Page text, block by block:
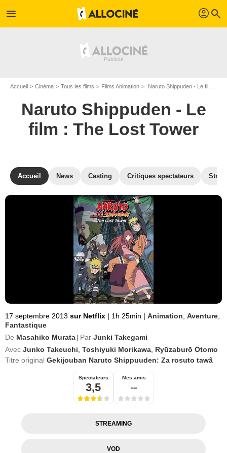
menu profil search
Accueil Cinéma Tous les films Films Animation Naruto Shippuden - Le film : The Lost Tower de Masahiko Murata
Naruto Shippuden - Le
film : The Lost Tower
Accueil News Casting Critiques spectateurs
17 septembre 2013 sur Netflix | 1h 25min | Animation Aventure
Fantastique
De Masahiko Murata Par Junki Takegami
Avec Junko Takeuchi Toshiyuki Morikawa Ryūzaburō Ōtomo
Titre original Gekijouban Naruto Shippuuden: Za rosuto tawâ
Spectateurs
3,5
Mes amis
--
STREAMING
VOD